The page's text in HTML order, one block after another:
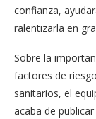
confianza,
ralentizarla en
Sobre la
factores de
sanitarios, el
acaba de